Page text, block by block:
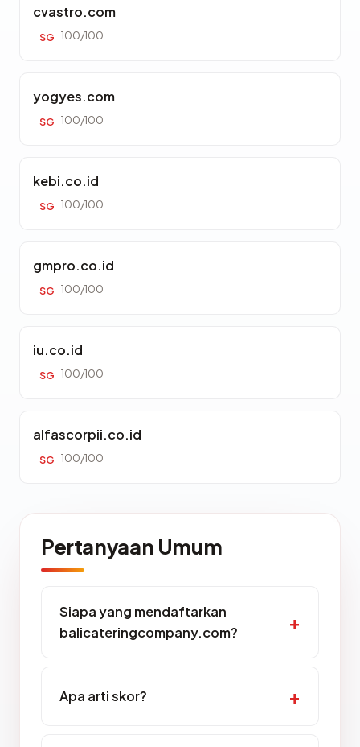
cvastro.com
SG 100/100
yogyes.com
SG 100/100
kebi.co.id
SG 100/100
gmpro.co.id
SG 100/100
iu.co.id
SG 100/100
alfascorpii.co.id
SG 100/100
Pertanyaan Umum
Siapa yang mendaftarkan
balicateringcompany.com?
Apa arti skor?